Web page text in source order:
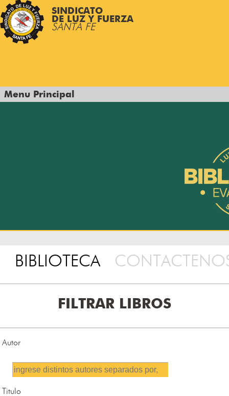
SINDICATO
DE LUZ Y FUERZA
SANTA FE
Menu Principal
BIBLIOTECA
FILTRAR LIBROS
Autor
Titulo